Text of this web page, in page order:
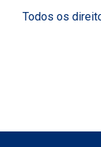
Todos os